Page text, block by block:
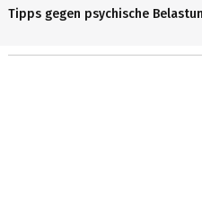
Tipps gegen psychische